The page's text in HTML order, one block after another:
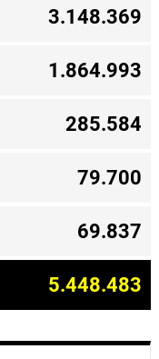
3.148.369
1.864.993
285.584
79.700
69.837
5.448.483